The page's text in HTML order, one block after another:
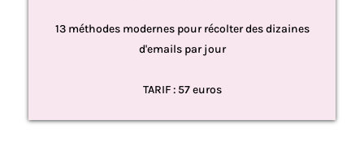
13 méthodes modernes pour récolter des dizaines
d'emails par jour
TARIF : 57 euros